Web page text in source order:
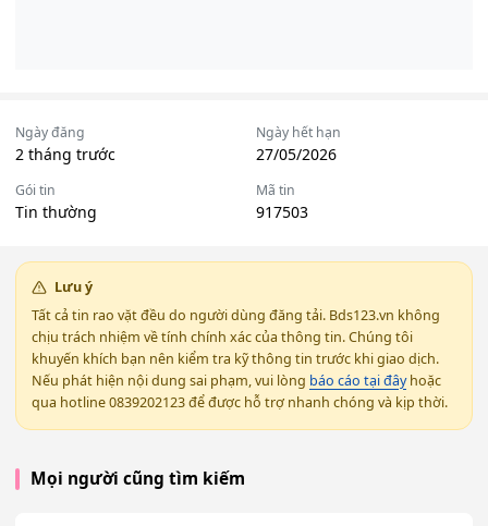
Ngày đăng
2 tháng trước
Ngày hết hạn
27/05/2026
Gói tin
Tin thường
Mã tin
917503
Lưu ý
Tất cả tin rao vặt đều do người dùng đăng tải. Bds123.vn không
chịu trách nhiệm về tính chính xác của thông tin. Chúng tôi
khuyến khích bạn nên kiểm tra kỹ thông tin trước khi giao dịch.
Nếu phát hiện nội dung sai phạm, vui lòng báo cáo tại đâyhoặc
qua hotline 0839202123 để được hỗ trợ nhanh chóng và kịp thời.
Mọi người cũng tìm kiếm